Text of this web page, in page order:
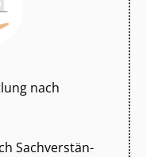
nach
Sach­ver­stän­